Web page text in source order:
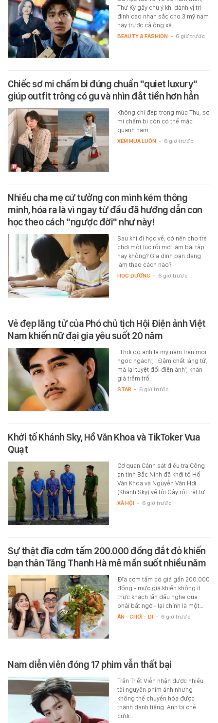
Thư Kỳ gây chú ý khi dành vị trí
đỉnh cao nhan sắc cho 3 mỹ nam
này trước cả ông xã.
BEAUTY & FASHION - 6 giờ trước
Chiếc sơ mi chấm bi đúng chuẩn "quiet luxury"
giúp outfit trông có gu và nhìn đắt tiền hơn hẳn
Không chỉ đẹp trong mùa Thu, sơ
mi chấm bi còn có thể mặc
quanh năm.
XEM MUA LUÔN - 6 giờ trước
Nhiều cha mẹ cứ tưởng con mình kém thông
minh, hóa ra là vì ngay từ đầu đã hướng dẫn con
học theo cách "ngược đời" như này!
Sau khi đi học về, có nên cho trẻ
chơi một lúc rồi mới làm bài tập
hay không? Gia đình bạn đang
làm theo cách nào?
HỌC ĐƯỜNG - 6 giờ trước
Vẻ đẹp lãng tử của Phó chủ tịch Hội Điện ảnh Việt
Nam khiến nữ đại gia yêu suốt 20 năm
"Thời đó anh là mỹ nam trên mọi
ngóc ngách", "Đậm chất lãng tử,
mà lại tuyệt đối điện ảnh", khán
giả trầm trồ.
STAR - 6 giờ trước
Khởi tố Khánh Sky, Hồ Văn Khoa và TikToker Vua
Quạt
Cơ quan Cảnh sát điều tra Công
an tỉnh Bắc Ninh đã khởi tố Hồ
Văn Khoa và Nguyễn Văn Hợi
(Khánh Sky) về tội Gây rối trật tự…
XÃ HỘI - 6 giờ trước
Sự thật đĩa cơm tấm 200.000 đồng đắt đỏ khiến
bạn thân Tăng Thanh Hà mê mẩn suốt nhiều năm
Đĩa cơm tấm có giá gần 200.000
đồng - mức giá khiến không ít
thực khách lần đầu nghe qua
phải bất ngờ - lại chính là một…
ĂN - CHƠI - ĐI - 6 giờ trước
Nam diễn viên đóng 17 phim vẫn thất bại
Trần Triết Viễn nhận được nhiều
tài nguyên phim ảnh nhưng
không thể chuyển hóa được
thành danh tiếng. Anh bị chê
cười…